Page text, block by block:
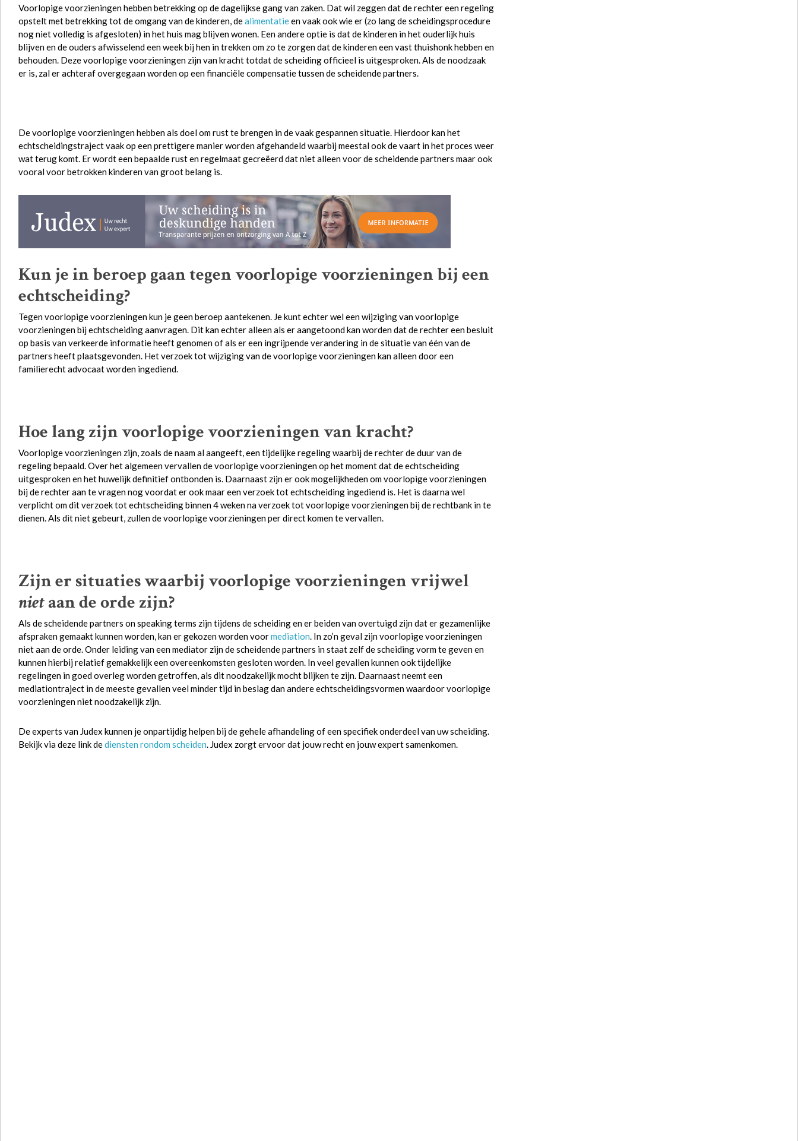
Voorlopige voorzieningen hebben betrekking op de dagelijkse gang van zaken. Dat wil zeggen dat de rechter een regeling
opstelt met betrekking tot de omgang van de kinderen, dealimentatieen vaak ook wie er (zo lang de scheidingsprocedure
nog niet volledig is afgesloten) in het huis mag blijven wonen. Een andere optie is dat de kinderen in het ouderlijk huis
blijven en de ouders afwisselend een week bij hen in trekken om zo te zorgen dat de kinderen een vast thuishonk hebben en
behouden. Deze voorlopige voorzieningen zijn van kracht totdat de scheiding officieel is uitgesproken. Als de noodzaak
er is, zal er achteraf overgegaan worden op een financiële compensatie tussen de scheidende partners.
De voorlopige voorzieningen hebben als doel om rust te brengen in de vaak gespannen situatie. Hierdoor kan het
echtscheidingstraject vaak op een prettigere manier worden afgehandeld waarbij meestal ook de vaart in het proces weer
wat terug komt. Er wordt een bepaalde rust en regelmaat gecreëerd dat niet alleen voor de scheidende partners maar ook
vooral voor betrokken kinderen van groot belang is.
Kun je in beroep gaan tegen voorlopige voorzieningen bij een
echtscheiding?
Tegen voorlopige voorzieningen kun je geen beroep aantekenen. Je kunt echter wel een wijziging van voorlopige
voorzieningen bij echtscheiding aanvragen. Dit kan echter alleen als er aangetoond kan worden dat de rechter een besluit
op basis van verkeerde informatie heeft genomen of als er een ingrijpende verandering in de situatie van één van de
partners heeft plaatsgevonden. Het verzoek tot wijziging van de voorlopige voorzieningen kan alleen door een
familierecht advocaat worden ingediend.
Hoe lang zijn voorlopige voorzieningen van kracht?
Voorlopige voorzieningen zijn, zoals de naam al aangeeft, een tijdelijke regeling waarbij de rechter de duur van de
regeling bepaald. Over het algemeen vervallen de voorlopige voorzieningen op het moment dat de echtscheiding
uitgesproken en het huwelijk definitief ontbonden is. Daarnaast zijn er ook mogelijkheden om voorlopige voorzieningen
bij de rechter aan te vragen nog voordat er ook maar een verzoek tot echtscheiding ingediend is. Het is daarna wel
verplicht om dit verzoek tot echtscheiding binnen 4 weken na verzoek tot voorlopige voorzieningen bij de rechtbank in te
dienen. Als dit niet gebeurt, zullen de voorlopige voorzieningen per direct komen te vervallen.
Zijn er situaties waarbij voorlopige voorzieningen vrijwel
nietaan de orde zijn?
Als de scheidende partners on speaking terms zijn tijdens de scheiding en er beiden van overtuigd zijn dat er gezamenlijke
afspraken gemaakt kunnen worden, kan er gekozen worden voormediation. In zo’n geval zijn voorlopige voorzieningen
niet aan de orde. Onder leiding van een mediator zijn de scheidende partners in staat zelf de scheiding vorm te geven en
kunnen hierbij relatief gemakkelijk een overeenkomsten gesloten worden. In veel gevallen kunnen ook tijdelijke
regelingen in goed overleg worden getroffen, als dit noodzakelijk mocht blijken te zijn. Daarnaast neemt een
mediationtraject in de meeste gevallen veel minder tijd in beslag dan andere echtscheidingsvormen waardoor voorlopige
voorzieningen niet noodzakelijk zijn.
De experts van Judex kunnen je onpartijdig helpen bij de gehele afhandeling of een specifiek onderdeel van uw scheiding.
Bekijk via deze link dediensten rondom scheiden. Judex zorgt ervoor dat jouw recht en jouw expert samenkomen.